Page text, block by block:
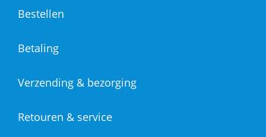
Bestellen
Betaling
Verzending & bezorging
Retouren & service